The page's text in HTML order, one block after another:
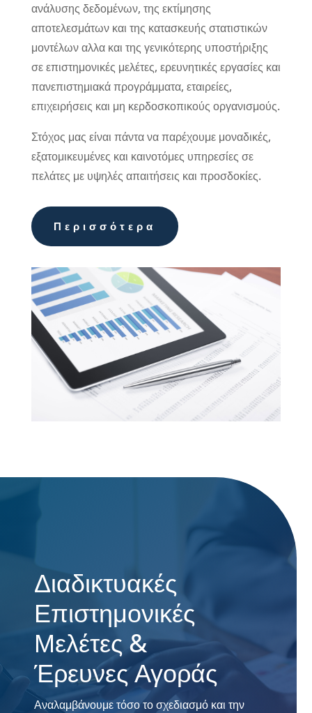
ανάλυσης δεδομένων, της εκτίμησης
αποτελεσμάτων και της κατασκευής στατιστικών
μοντέλων αλλα και της γενικότερης υποστήριξης
σε επιστημονικές μελέτες, ερευνητικές εργασίες και
πανεπιστημιακά προγράμματα, εταιρείες,
επιχειρήσεις και μη κερδοσκοπικούς οργανισμούς.
Στόχος μας είναι πάντα να παρέχουμε μοναδικές,
εξατομικευμένες και καινοτόμες υπηρεσίες σε
πελάτες με υψηλές απαιτήσεις και προσδοκίες.
Περισσότερα
Διαδικτυακές
Επιστημονικές
Μελέτες &
Έρευνες Αγοράς
Αναλαμβάνουμε τόσο το σχεδιασμό και την